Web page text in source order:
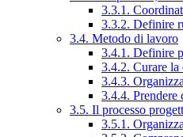
3.3.1.
3.3.2. Definire
3.4. Metodo di lavoro
3.4.1. Definire
3.4.2. Curare la
3.4.3.
3.4.4. Prendere
3.5. Il processo
3.5.1.